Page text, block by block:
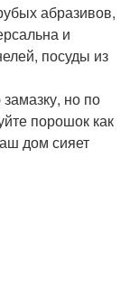
абразивов,
и
посуды из
но по
порошок как
дом сияет